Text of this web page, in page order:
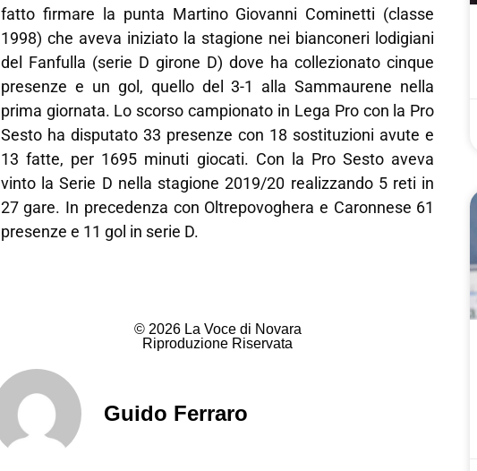
fatto firmare la punta Martino Giovanni Cominetti (classe
1998) che aveva iniziato la stagione nei bianconeri lodigiani
del Fanfulla (serie D girone D) dove ha collezionato cinque
presenze e un gol, quello del 3-1 alla Sammaurene nella
prima giornata. Lo scorso campionato in Lega Pro con la Pro
Sesto ha disputato 33 presenze con 18 sostituzioni avute e
13 fatte, per 1695 minuti giocati. Con la Pro Sesto aveva
vinto la Serie D nella stagione 2019/20 realizzando 5 reti in
27 gare. In precedenza con Oltrepovoghera e Caronnese 61
presenze e 11 gol in serie D.
© 2026 La Voce di Novara
Riproduzione Riservata
Guido Ferraro